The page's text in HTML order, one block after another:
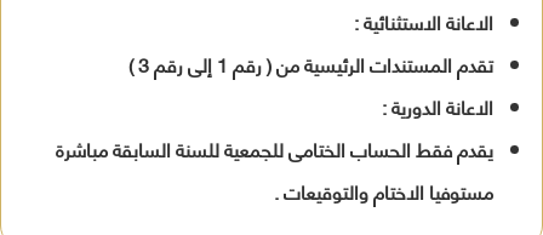
الاعانة الاستثنائية :
تقدم المستندات الرئيسية من ( رقم 1 إلى رقم 3 )
الاعانة الدورية :
يقدم فقط الحساب الختامى للجمعية للسنة السابقة مباشرة
مستوفيا الاختام والتوقيعات .